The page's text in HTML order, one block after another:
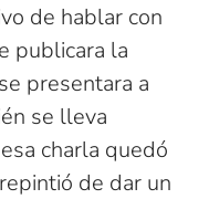
de hablar con
publicara la
presentara a
se lleva
charla quedó
de dar un